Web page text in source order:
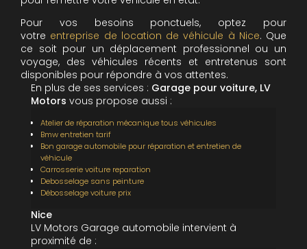
Pour vos besoins ponctuels, optez pour
votre entreprise de location de véhicule à Nice. Que
ce soit pour un déplacement professionnel ou un
voyage, des véhicules récents et entretenus sont
disponibles pour répondre à vos attentes.
En plus de ses services : Garage pour voiture, LV
Motors vous propose aussi :
Atelier de réparation mécanique tous véhicules
Bmw entretien tarif
Bon garage automobile pour réparation et entretien de
véhicule
Carrosserie voiture reparation
Debosselage sans peinture
Débosselage voiture prix
Nice
LV Motors Garage automobile intervient à
proximité de :